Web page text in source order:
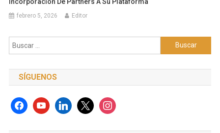
febrero 5, 2026 Editor
Buscar:
SÍGUENOS
facebookyoutubelinkedinx instagram